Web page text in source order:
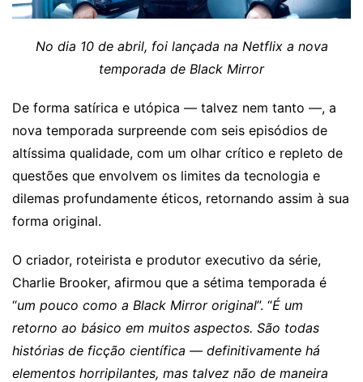
No dia 10 de abril, foi lançada na Netflix a nova
temporada de Black Mirror
De forma satírica e utópica — talvez nem tanto —, a
nova temporada surpreende com seis episódios de
altíssima qualidade, com um olhar crítico e repleto de
questões que envolvem os limites da tecnologia e
dilemas profundamente éticos, retornando assim à sua
forma original.
O criador, roteirista e produtor executivo da série,
Charlie Brooker, afirmou que a sétima temporada é
“um pouco como a Black Mirror original”. “É um
retorno ao básico em muitos aspectos. São todas
histórias de ficção científica — definitivamente há
elementos horripilantes, mas talvez não de maneira